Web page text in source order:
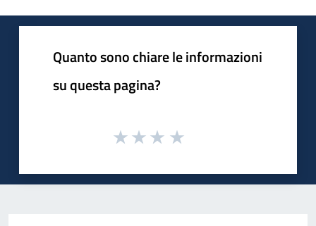
Quanto sono chiare le informazioni
su questa pagina?